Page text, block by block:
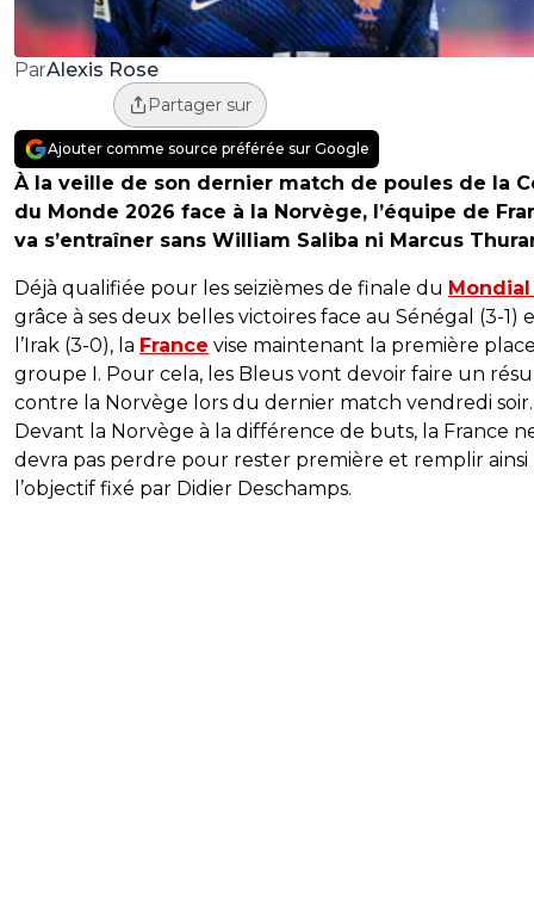
ParAlexis Rose
Partager sur
Ajouter comme source préférée sur Google
À la veille de son dernier match de poules de la
du Monde 2026 face à la Norvège, l’équipe de
va s’entraîner sans William Saliba ni Marcus
Déjà qualifiée pour les seizièmes de finale du
grâce à ses deux belles victoires face au Sénégal (3-1)
l’Irak (3-0), la France vise maintenant la première
groupe I. Pour cela, les Bleus vont devoir faire un
contre la Norvège lors du dernier match vendredi soir.
Devant la Norvège à la différence de buts, la France
devra pas perdre pour rester première et remplir ainsi
l’objectif fixé par Didier Deschamps.